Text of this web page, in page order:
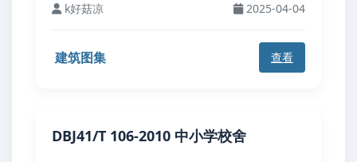
k好菇凉 2025-04-04
建筑图集 查看
DBJ41/T 106-2010 中小学校舍